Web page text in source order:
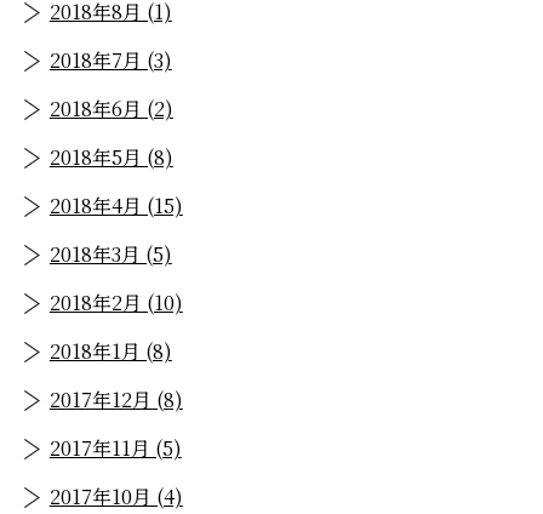
2018年8月 (1)
2018年7月 (3)
2018年6月 (2)
2018年5月 (8)
2018年4月 (15)
2018年3月 (5)
2018年2月 (10)
2018年1月 (8)
2017年12月 (8)
2017年11月 (5)
2017年10月 (4)